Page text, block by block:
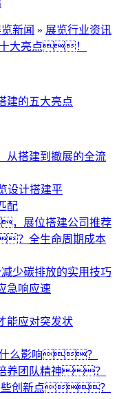
新闻 » 展览行业资讯
十大亮点！
建的五大亮点
搭建到撤展的全流
设计搭建平
配
，展位搭建公司推荐
？全生命周期成本
少碳排放的实用技巧
急响应速
能应对突发状
什么影响？
养团队精神？
些创新点？